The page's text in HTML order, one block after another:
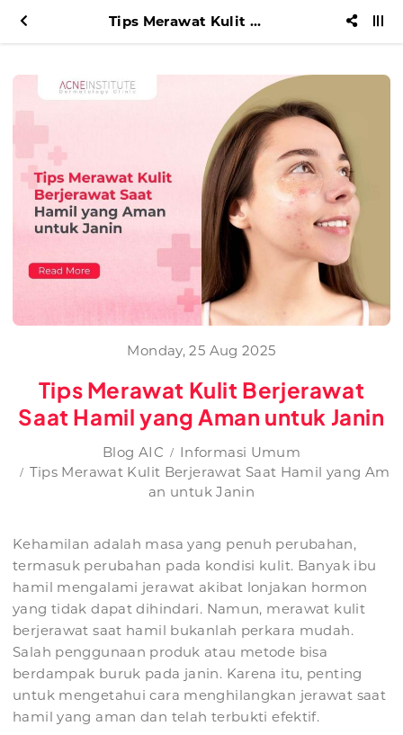
Tips Merawat Kulit Berjerawat Saat Hamil yang Aman untuk Janin
Monday, 25 Aug 2025
Tips Merawat Kulit Berjerawat
Saat Hamil yang Aman untuk Janin
Blog AIC
Informasi Umum
Tips Merawat Kulit Berjerawat Saat Hamil yang Am
an untuk Janin
Kehamilan adalah masa yang penuh perubahan,
termasuk perubahan pada kondisi kulit. Banyak ibu
hamil mengalami jerawat akibat lonjakan hormon
yang tidak dapat dihindari. Namun, merawat kulit
berjerawat saat hamil bukanlah perkara mudah.
Salah penggunaan produk atau metode bisa
berdampak buruk pada janin. Karena itu, penting
untuk mengetahui cara menghilangkan jerawat saat
hamil yang aman dan telah terbukti efektif.